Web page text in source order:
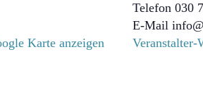
Karte anzeigen
Telefon030
E-Mail
Veranstalter-